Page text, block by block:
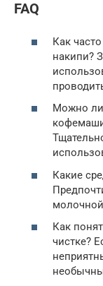
FAQ
Как
накипи?
Можно ли
Какие
Как
чистке?